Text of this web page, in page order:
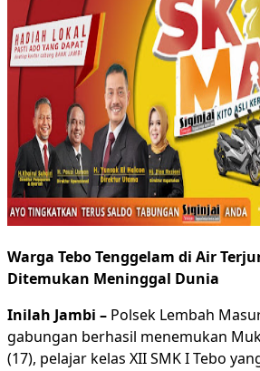
Warga Tebo Tenggelam di Air
Ditemukan Meninggal Dunia
Inilah Jambi – Polsek Lembah
gabungan berhasil menemukan
(17), pelajar kelas XII SMK I Tebo